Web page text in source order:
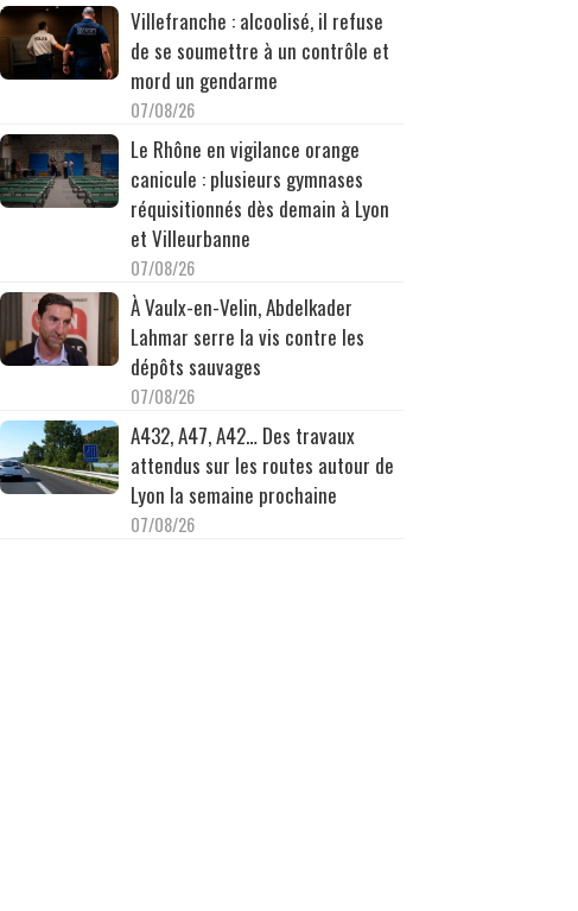
Villefranche : alcoolisé, il refuse
de se soumettre à un contrôle et
mord un gendarme
07/08/26
Le Rhône en vigilance orange
canicule : plusieurs gymnases
réquisitionnés dès demain à Lyon
et Villeurbanne
07/08/26
À Vaulx-en-Velin, Abdelkader
Lahmar serre la vis contre les
dépôts sauvages
07/08/26
A432, A47, A42… Des travaux
attendus sur les routes autour de
Lyon la semaine prochaine
07/08/26